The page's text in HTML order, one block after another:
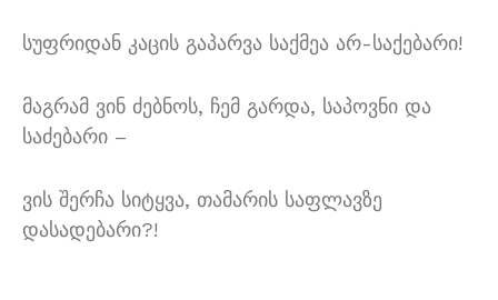
სუფრიდან კაცის გაპარვა საქმეა არ-საქებარი!
მაგრამ ვინ ძებნოს, ჩემ გარდა, საპოვნი და
საძებარი –
ვის შერჩა სიტყვა, თამარის საფლავზე
დასადებარი?!